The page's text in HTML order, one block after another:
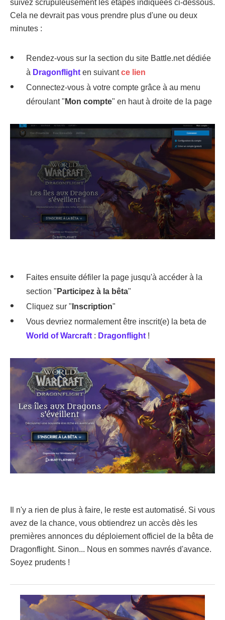
suivez scrupuleusement les étapes indiquées ci-dessous.
Cela ne devrait pas vous prendre plus d'une ou deux
minutes :
Rendez-vous sur la section du site Battle.net dédiée
à Dragonflight en suivantce lien
Connectez-vous à votre compte grâce à au menu
déroulant " Mon compte" en haut à droite de la page
Faites ensuite défiler la page jusqu'à accéder à la
section " Participez à la bêta"
Cliquez sur " Inscription"
Vous devriez normalement être inscrit(e) la beta de
World of Warcraft : Dragonflight !
Il n'y a rien de plus à faire, le reste est automatisé. Si vous
avez de la chance, vous obtiendrez un accès dès les
premières annonces du déploiement officiel de la bêta de
Dragonflight. Sinon... Nous en sommes navrés d'avance.
Soyez prudents !